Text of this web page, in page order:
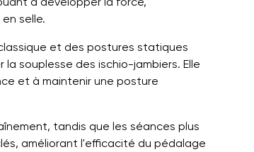
selle.
et des postures statiques
souplesse des ischio-jambiers. Elle
et à maintenir une posture
tandis que les séances plus
améliorant l'efficacité du pédalage